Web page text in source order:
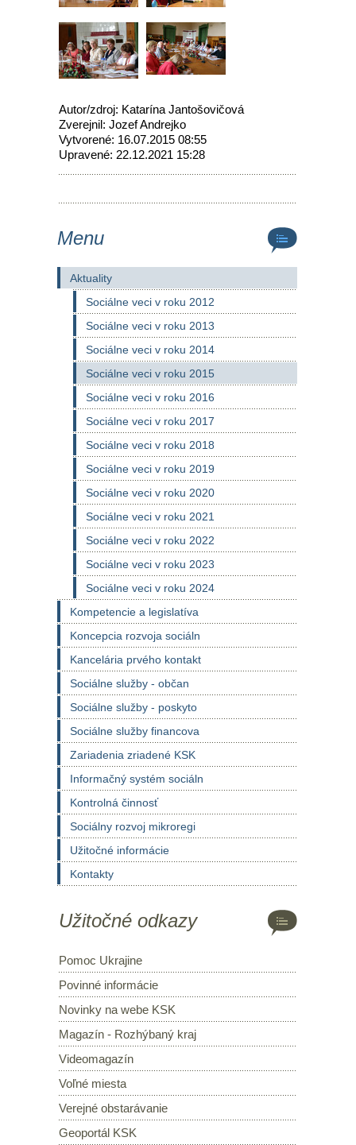
Autor/zdroj: Katarína Jantošovičová
Zverejnil: Jozef Andrejko
Vytvorené: 16.07.2015 08:55
Upravené: 22.12.2021 15:28
Menu
Aktuality
Sociálne veci v roku 2012
Sociálne veci v roku 2013
Sociálne veci v roku 2014
Sociálne veci v roku 2015
Sociálne veci v roku 2016
Sociálne veci v roku 2017
Sociálne veci v roku 2018
Sociálne veci v roku 2019
Sociálne veci v roku 2020
Sociálne veci v roku 2021
Sociálne veci v roku 2022
Sociálne veci v roku 2023
Sociálne veci v roku 2024
Kompetencie a legislatíva
Koncepcia rozvoja sociáln
Kancelária prvého kontakt
Sociálne služby - občan
Sociálne služby - poskyto
Sociálne služby financova
Zariadenia zriadené KSK
Informačný systém sociáln
Kontrolná činnosť
Sociálny rozvoj mikroregi
Užitočné informácie
Kontakty
Užitočné odkazy
Pomoc Ukrajine
Povinné informácie
Novinky na webe KSK
Magazín - Rozhýbaný kraj
Videomagazín
Voľné miesta
Verejné obstarávanie
Geoportál KSK